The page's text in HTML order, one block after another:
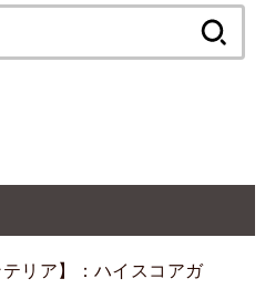
索:
テリア】：ハイスコアガ